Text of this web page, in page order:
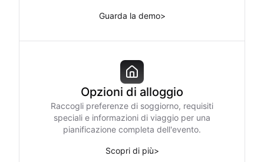
Guarda la demo>
Opzioni di alloggio
Raccogli preferenze di soggiorno, requisiti
speciali e informazioni di viaggio per una
pianificazione completa dell'evento.
Scopri di più>